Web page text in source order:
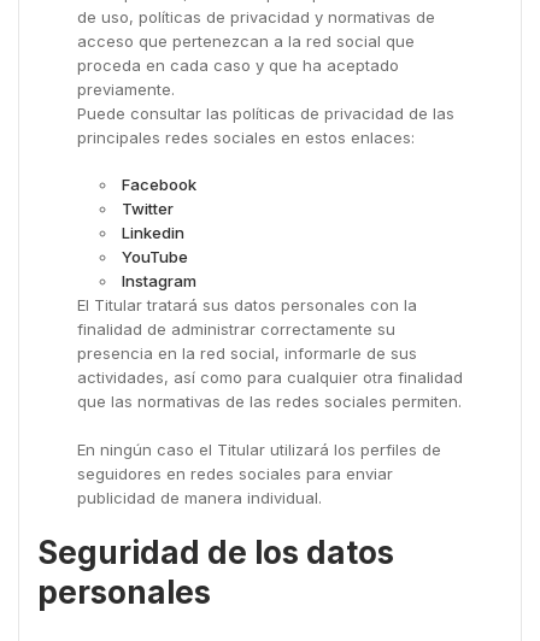
de uso, políticas de privacidad y normativas de
acceso que pertenezcan a la red social que
proceda en cada caso y que ha aceptado
previamente.
Puede consultar las políticas de privacidad de las
principales redes sociales en estos enlaces:
Facebook
Twitter
Linkedin
YouTube
Instagram
El Titular tratará sus datos personales con la
finalidad de administrar correctamente su
presencia en la red social, informarle de sus
actividades, así como para cualquier otra finalidad
que las normativas de las redes sociales permiten.
En ningún caso el Titular utilizará los perfiles de
seguidores en redes sociales para enviar
publicidad de manera individual.
Seguridad de los datos
personales